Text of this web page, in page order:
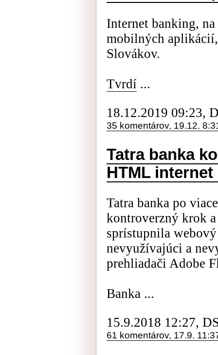
Internet banking,
mobilných
Slovákov.
Tvrdí ...
18.12.2019 09:23,
35 komentárov, 19.12.
Tatra banka
HTML
Tatra banka po
kontroverzný krok
sprístupnila
nevyužívajúci a
prehliadači Adobe
Banka ...
15.9.2018 12:27,
61 komentárov, 17.9.